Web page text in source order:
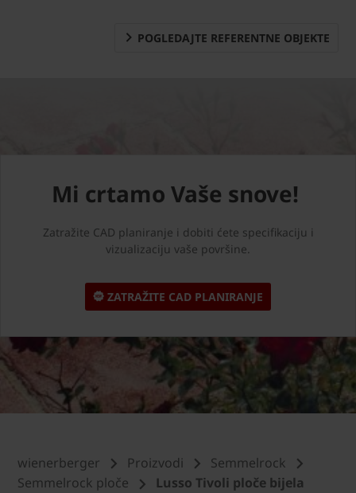
POGLEDAJTE REFERENTNE OBJEKTE
Mi crtamo Vaše snove!
Zatražite CAD planiranje i dobiti ćete specifikaciju i
vizualizaciju vaše površine.
ZATRAŽITE CAD PLANIRANJE
wienerberger Proizvodi
Semmelrock
Semmelrock ploče
Lusso Tivoli ploče bijela